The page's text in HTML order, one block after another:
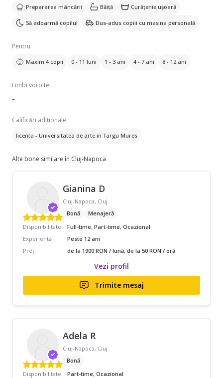
Prepararea mâncării Băiță Curățenie ușoară
Să adoarmă copilul Dus-adus copiii cu mașina personală
Pentru
Maxim 4 copii 0 - 11 luni 1 - 3 ani 4 - 7 ani 8 - 12 ani
Limbi vorbite
-
Calificări adiționale
licenta - Universitatea de arte in Targu Mures
Alte bone similare în Cluj-Napoca
Gianina D
Cluj-Napoca, Cluj
Bonă
Menajeră
Disponibilitate
Full-time, Part-time, Ocazional
Experiență
Peste 12 ani
Preț
de la 1900 RON / lună, de la 50 RON / oră
Vezi profil
Trimite mesaj
Adela R
Cluj-Napoca, Cluj
Bonă
Disponibilitate
Part-time, Ocazional